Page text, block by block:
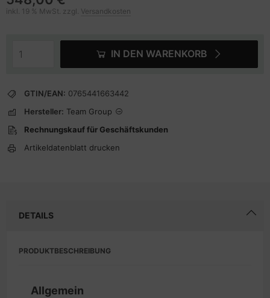
inkl. 19 % MwSt. zzgl. Versandkosten
IN DEN WARENKORB
GTIN/EAN: 0765441663442
Hersteller: Team Group
Rechnungskauf für Geschäftskunden
Artikeldatenblatt drucken
DETAILS
PRODUKTBESCHREIBUNG
Allgemein